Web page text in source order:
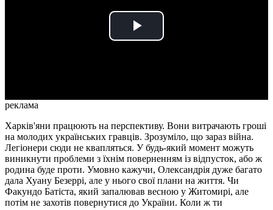
Play
реклама
Харків'яни працюють на перспективу. Вони витрачають гроші
на молодих українських гравців. Зрозуміло, що зараз війна.
Легіонери сюди не квапляться. У будь-який момент можуть
виникнути проблеми з їхнім поверненням із відпусток, або ж
родина буде проти. Умовно кажучи, Олександрія дуже багато
дала Хуану Безеррі, але у нього свої плани на життя. Чи
Факундо Батіста, який запалював весною у Житомирі, але
потім не захотів повернутися до України. Коли ж ти